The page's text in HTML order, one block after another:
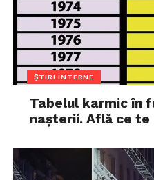
ȘTIRI INTERNE
Tabelul karmic în
nașterii. Află ce